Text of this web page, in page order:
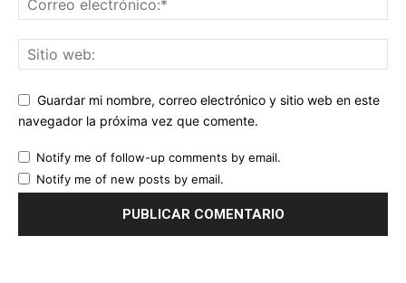
Guardar mi nombre, correo electrónico y sitio web en este
navegador la próxima vez que comente.
Notify me of follow-up comments by email.
Notify me of new posts by email.